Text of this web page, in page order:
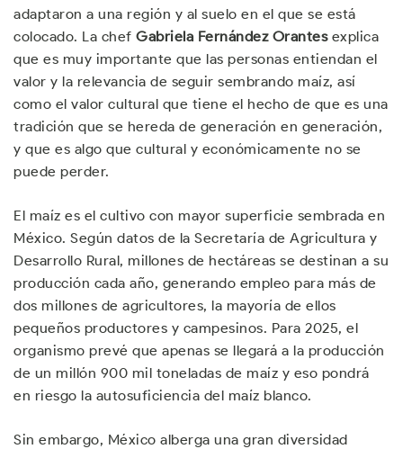
adaptaron a una región y al suelo en el que se está
colocado. La chef Gabriela Fernández Orantesexplica
que es muy importante que las personas entiendan el
valor y la relevancia de seguir sembrando maíz, así
como el valor cultural que tiene el hecho de que es una
tradición que se hereda de generación en generación,
y que es algo que cultural y económicamente no se
puede perder.
El maíz es el cultivo con mayor superficie sembrada en
México. Según datos de la Secretaría de Agricultura y
Desarrollo Rural, millones de hectáreas se destinan a su
producción cada año, generando empleo para más de
dos millones de agricultores, la mayoría de ellos
pequeños productores y campesinos. Para 2025, el
organismo prevé que apenas se llegará a la producción
de un millón 900 mil toneladas de maíz y eso pondrá
en riesgo la autosuficiencia del maíz blanco.
Sin embargo, México alberga una gran diversidad